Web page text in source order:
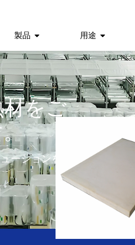
製品 用途
材をご
ーションを